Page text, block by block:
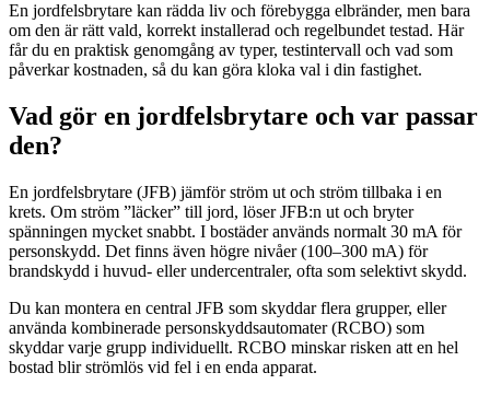
En jordfelsbrytare kan rädda liv och förebygga elbränder, men bara
om den är rätt vald, korrekt installerad och regelbundet testad. Här
får du en praktisk genomgång av typer, testintervall och vad som
påverkar kostnaden, så du kan göra kloka val i din fastighet.
Vad gör en jordfelsbrytare och var passar
den?
En jordfelsbrytare (JFB) jämför ström ut och ström tillbaka i en
krets. Om ström ”läcker” till jord, löser JFB:n ut och bryter
spänningen mycket snabbt. I bostäder används normalt 30 mA för
personskydd. Det finns även högre nivåer (100–300 mA) för
brandskydd i huvud- eller undercentraler, ofta som selektivt skydd.
Du kan montera en central JFB som skyddar flera grupper, eller
använda kombinerade personskyddsautomater (RCBO) som
skyddar varje grupp individuellt. RCBO minskar risken att en hel
bostad blir strömlös vid fel i en enda apparat.